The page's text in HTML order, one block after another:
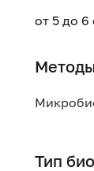
от 5 до 6
Тип